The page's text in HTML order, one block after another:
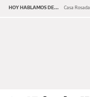
HOY HABLAMOS DE... Casa Rosada